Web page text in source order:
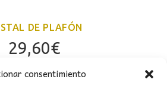
consentimiento
DE PLAFÓN
29,60€